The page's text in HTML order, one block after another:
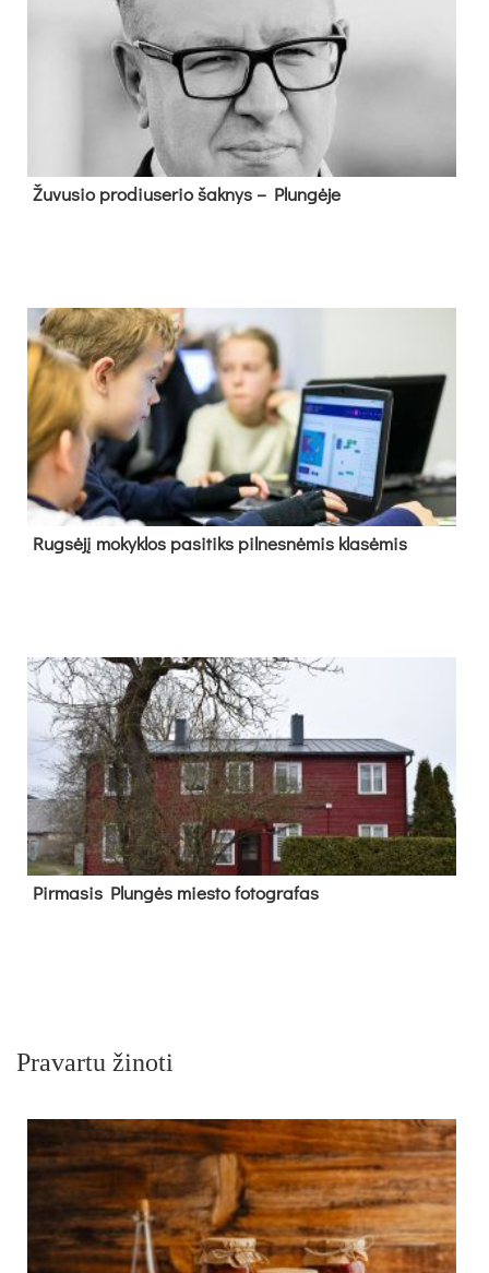
Žu­vu­sio pro­diu­se­rio šak­nys – Plun­gė­je
Rug­sė­jį mo­kyk­los pa­si­tiks pil­nes­nė­mis kla­sė­mis
Pir­ma­sis Plun­gės mies­to fo­tog­ra­fas
Pravartu žinoti